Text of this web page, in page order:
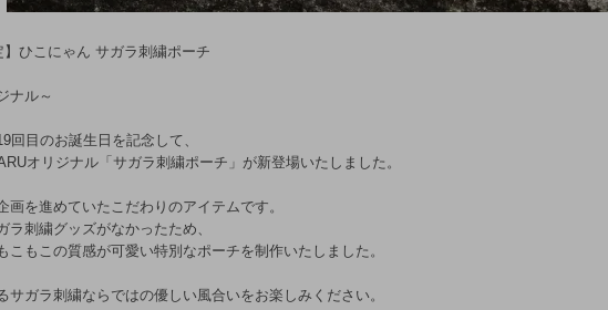
】ひこにゃん サガラ刺繍ポーチ
ナル～
回目のお誕生日を記念して、
オリジナル「サガラ刺繍ポーチ」が新登場いたしました。
画を進めていたこだわりのアイテムです。
ラ刺繍グッズがなかったため、
こもこの質感が可愛い特別なポーチを制作いたしました。
サガラ刺繍ならではの優しい風合いをお楽しみください。